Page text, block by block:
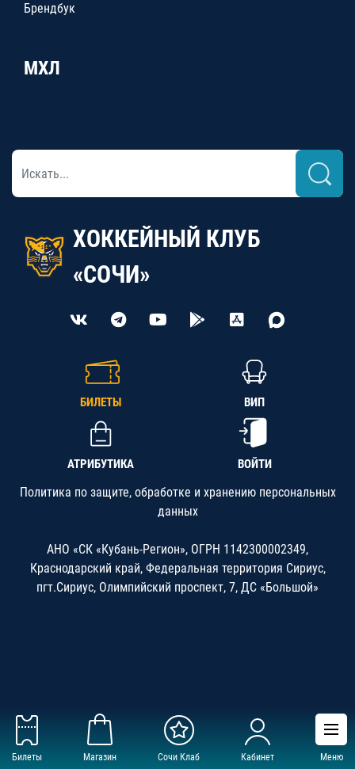
Билеты Магазин Сочи Клаб Кабинет Меню
Брендбук
МХЛ
ХОККЕЙНЫЙ КЛУБ
«СОЧИ»
БИЛЕТЫ ВИП
АТРИБУТИКА ВОЙТИ
Политика по защите, обработке и хранению персональных
данных
АНО «СК «Кубань-Регион», ОГРН 1142300002349,
Краснодарский край, Федеральная территория Сириус,
пгт.Сириус, Олимпийский проспект, 7, ДС «Большой»